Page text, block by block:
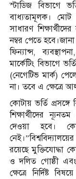
স্টাডিজ বিভাগে
বাধ্যতামূলক। মোট
সাধারণ
নম্বর পেতে
ফিন্যান্স,
মার্কেটিং বিভাগে
(নেগেটিভ মার্ক)
না। তবে এ ক্ষেত্রে
কোটায় ভর্তি প্রসঙ্গে
শিক্ষার্থীদের
দেওয়া হবে।
রয়েছে মুক্তিযোদ্ধা
ও দলিত গোষ্ঠী
ক্ষেত্রে নির্দিষ্ট